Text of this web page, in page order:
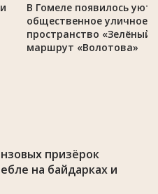
В Гомеле появилось
общественное уличное
пространство «Зелёный
маршрут «Волотова»
призёрок
на байдарках и